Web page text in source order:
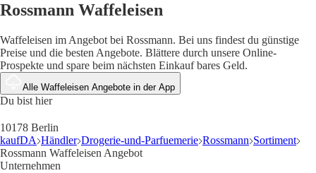
Rossmann Waffeleisen
Waffeleisen im Angebot bei Rossmann. Bei uns findest du günstige
Preise und die besten Angebote. Blättere durch unsere Online-
Prospekte und spare beim nächsten Einkauf bares Geld.
Alle Waffeleisen Angebote in der App
Du bist hier
10178 Berlin
kaufDA Händler Drogerie-und-Parfuemerie Rossmann Sortiment
Rossmann Waffeleisen Angebot
Unternehmen